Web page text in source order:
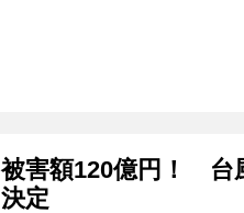
被害額120億円！ 台
決定